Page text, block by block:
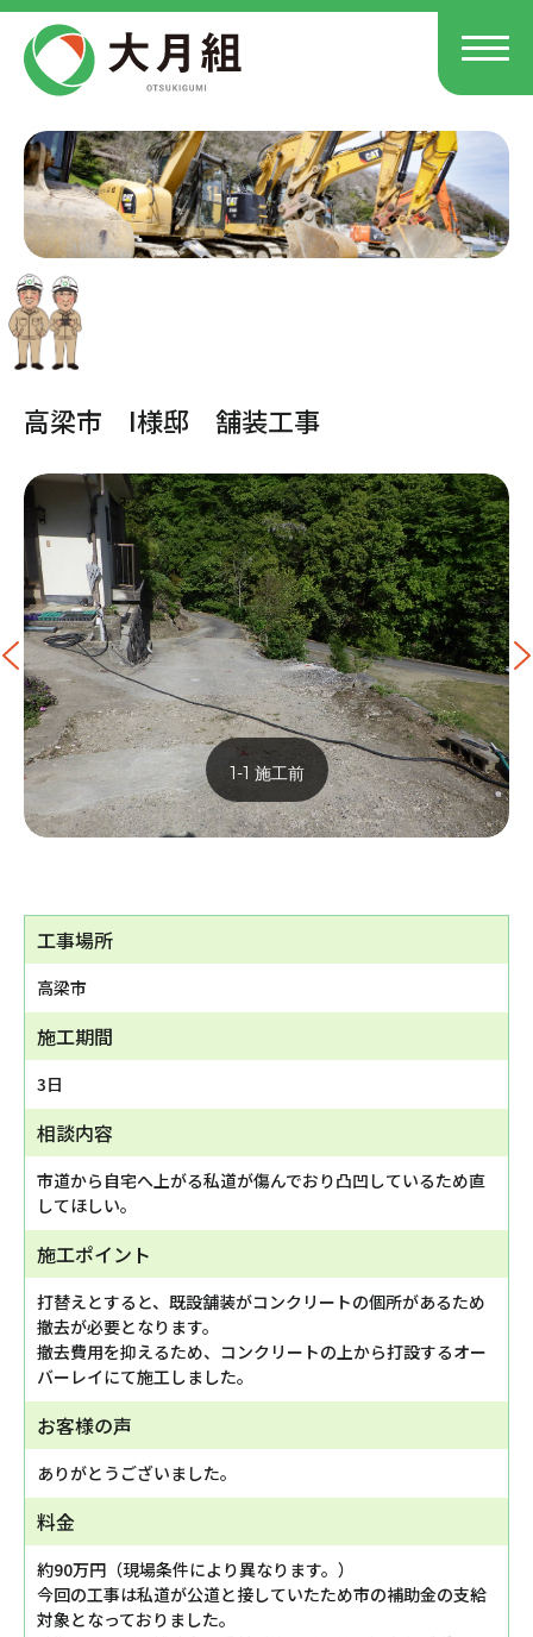
高梁市 I様邸 舗装工事
1-1 施工前
工事場所
高梁市
施工期間
3日
相談内容
市道から自宅へ上がる私道が傷んでおり凸凹しているため直
してほしい。
施工ポイント
打替えとすると、既設舗装がコンクリートの個所があるため
撤去が必要となります。
撤去費用を抑えるため、コンクリートの上から打設するオー
バーレイにて施工しました。
お客様の声
ありがとうございました。
料金
約90万円（現場条件により異なります。）
今回の工事は私道が公道と接していたため市の補助金の支給
対象となっておりました。